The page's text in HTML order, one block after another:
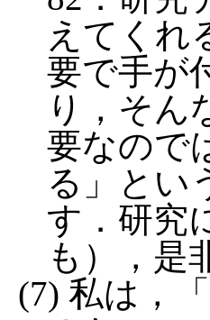
えてくれ
要で手が
り，そん
要なので
る」とい
す．研究
も），是
(7) 私は，